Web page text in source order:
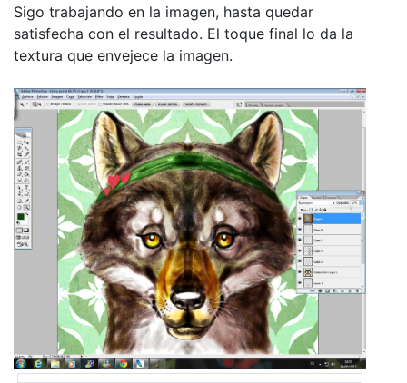
Sigo trabajando en la imagen, hasta quedar
satisfecha con el resultado. El toque final lo da la
textura que envejece la imagen.